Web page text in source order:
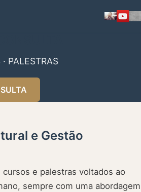
PALESTRAS
e Gestão
e palestras voltados ao
sempre com uma abordagem